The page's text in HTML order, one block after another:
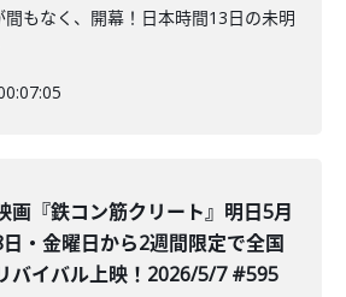
もなく、開幕！日本時間13日の未明
画『鉄コン筋クリート』明日5月
・金曜日から2週間限定で全国
バイバル上映！2026/5/7 #595